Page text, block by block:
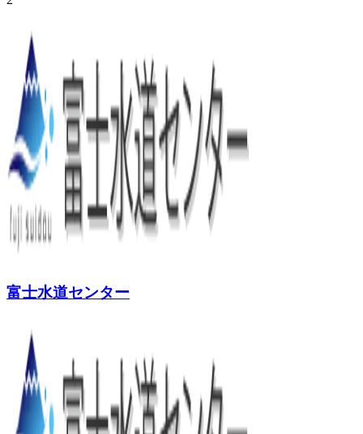
富士水道センター